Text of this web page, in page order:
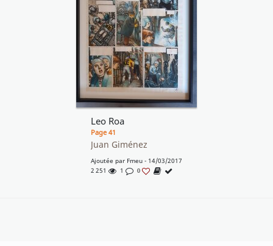
Leo Roa
Page 41
Juan Giménez
Ajoutée par Fmeu - 14/03/2017
2 251
1 0